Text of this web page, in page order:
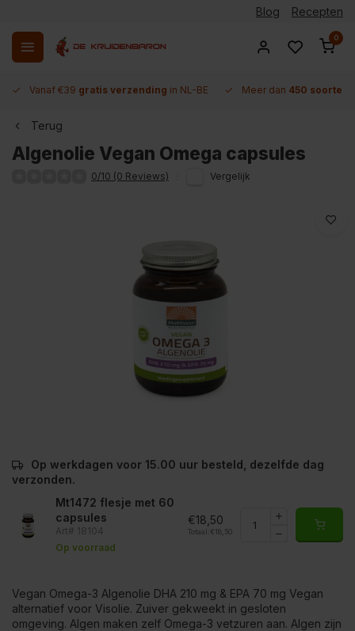
Blog Recepten
0
Vanaf €39 gratis verzending in NL-BE Meer dan 450 soorten
Terug
Algenolie Vegan Omega capsules
0/10 (0 Reviews) Vergelijk
Op werkdagen voor 15.00 uur besteld, dezelfde dag
verzonden.
Mt1472 flesje met 60
capsules
Art# 18104
Op voorraad
€18,50
Totaal: €18,50
Vegan Omega-3 Algenolie DHA 210 mg & EPA 70 mg Vegan
alternatief voor Visolie. Zuiver gekweekt in gesloten
omgeving. Algen maken zelf Omega-3 vetzuren aan. Algen zijn